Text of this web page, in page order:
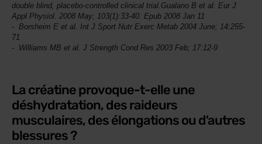
double blind, placebo-controlled clinical trial.Gualano B et al. Eur J
Appl Physiol . 2008 May; 103(1):33-40. Epub 2008 Jan 11
Borsheim E et al. Int J Sport Nutr Exerc Metab 2004 June; 14:255-
71
Williams MB et al. J Strength Cond Res 2003 Feb; 17:12-9
La créatine provoque-t-elle une
déshydratation, des raideurs
musculaires, des élongations ou d'autres
blessures ?